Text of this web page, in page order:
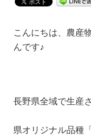
こんにちは、農産
んです♪
長野県全域で生産
県オリジナル品種